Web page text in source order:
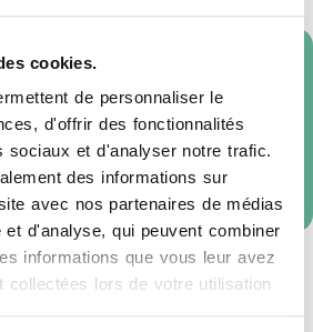
cookies.
de personnaliser le
d'offrir des fonctionnalités
sociaux et d'analyser notre trafic.
des informations sur
avec nos partenaires de médias
d'analyse, qui peuvent combiner
informations que vous leur avez
collectées lors de votre utilisation
rendez-vous en ligne
externe